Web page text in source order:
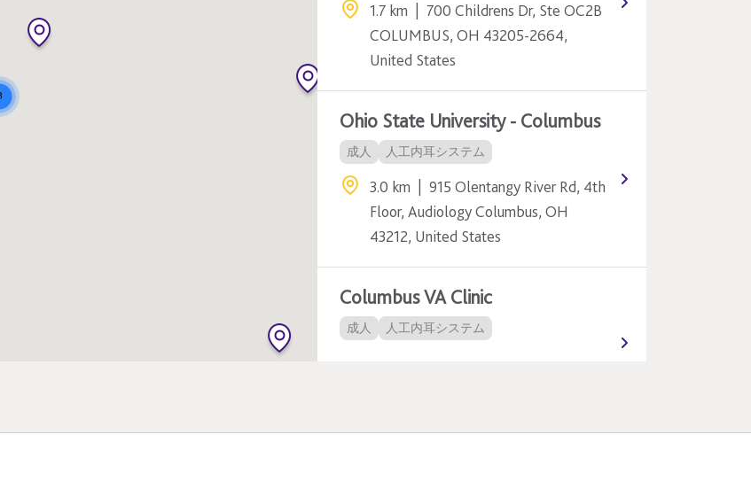
1.7 km
700 Childrens Dr, Ste OC2B
COLUMBUS, OH 43205-2664,
United States
Ohio State University - Columbus
成人 人工内耳システム
3.0 km
915 Olentangy River Rd, 4th
Floor, Audiology Columbus, OH
43212, United States
Columbus VA Clinic
成人 人工内耳システム